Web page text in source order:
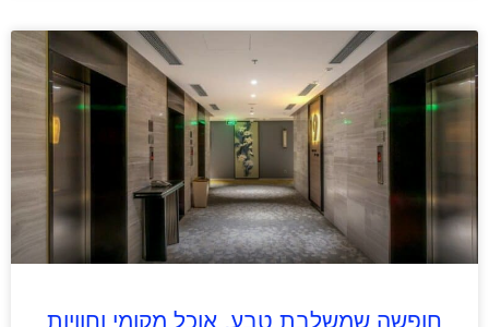
חופשה שמשלבת טבע, אוכל מקומי וחוויות